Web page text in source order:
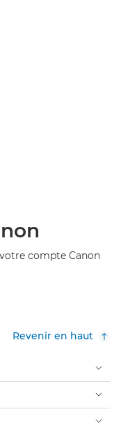
compte Canon
Revenir en haut